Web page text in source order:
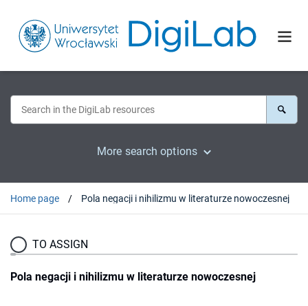
More search options
Home page Pola negacji i nihilizmu w literaturze nowoczesnej
TO ASSIGN
Pola negacji i nihilizmu w literaturze nowoczesnej